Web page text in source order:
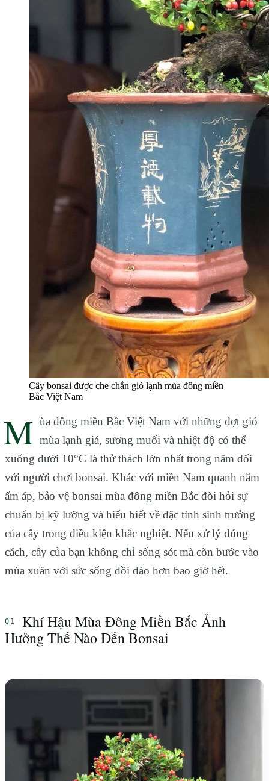
Cây bonsai được che chắn gió lạnh mùa đông miền
Bắc Việt Nam
M ùa đông miền Bắc Việt Nam với những đợt gió
mùa lạnh giá, sương muối và nhiệt độ có thể
xuống dưới 10°C là thử thách lớn nhất trong năm đối
với người chơi bonsai. Khác với miền Nam quanh năm
ấm áp, bảo vệ bonsai mùa đông miền Bắc đòi hỏi sự
chuẩn bị kỹ lưỡng và hiểu biết về đặc tính sinh trưởng
của cây trong điều kiện khắc nghiệt. Nếu xử lý đúng
cách, cây của bạn không chỉ sống sót mà còn bước vào
mùa xuân với sức sống dồi dào hơn bao giờ hết.
Khí Hậu Mùa Đông Miền Bắc Ảnh
Hưởng Thế Nào Đến Bonsai